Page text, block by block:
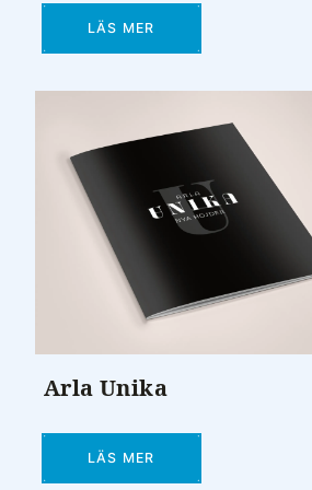
LÄS MER
Arla Unika
LÄS MER